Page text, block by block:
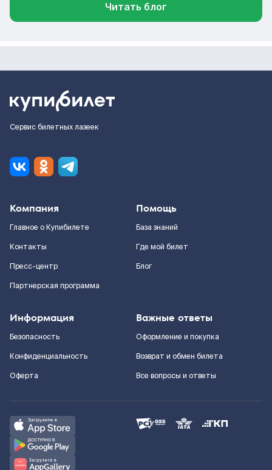
Читать блог
Сервис билетных лазеек
Компания
Главное о Купибилете
Контакты
Пресс-центр
Партнерская программа
Помощь
База знаний
Где мой билет
Блог
Информация
Безопасность
Конфиденциальность
Оферта
Важные ответы
Оформление и покупка
Возврат и обмен билета
Все вопросы и ответы